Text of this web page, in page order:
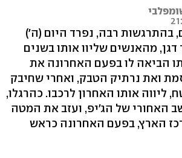
בהתרגשות רבה, נפרד היום (ה')
מהאנשים שליוו אותו בשנים
הביאה לו בפעם האחרונה את
ואת נרתיק הטבק, ואחרי שחיבק
ליווה אותו האחרון לרכבו. כהרגלו,
האחורי של הג'יפ, ועזב את המטה
הארץ, בפעם האחרונה כראש